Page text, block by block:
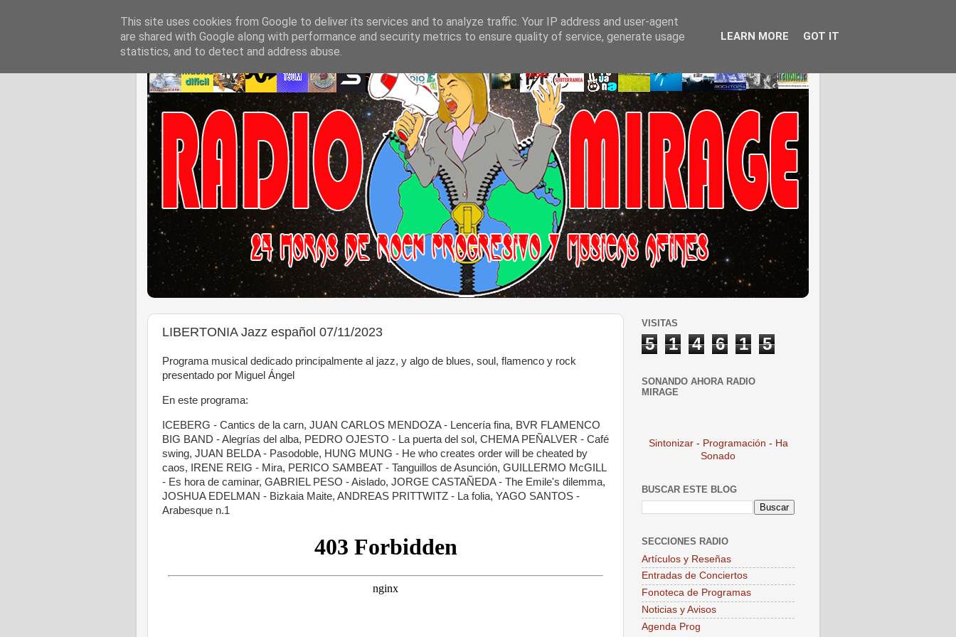
LIBERTONIA Jazz español 07/11/2023
Programa musical dedicado principalmente al jazz, y algo de blues, soul, flamenco y rock
presentado por Miguel Ángel
En este programa:
ICEBERG - Cantics de la carn, JUAN CARLOS MENDOZA - Lencería fina, BVR FLAMENCO
BIG BAND - Alegrías del alba, PEDRO OJESTO - La puerta del sol, CHEMA PEÑALVER - Café
swing, JUAN BELDA - Pasodoble, HUNG MUNG - He who creates order will be cheated by
caos, IRENE REIG - Mira, PERICO SAMBEAT - Tanguillos de Asunción, GUILLERMO McGILL
- Es hora de caminar, GABRIEL PESO - Aislado, JORGE CASTAÑEDA - The Emile's dilemma,
JOSHUA EDELMAN - Bizkaia Maite, ANDREAS PRITTWITZ - La folia, YAGO SANTOS -
Arabesque n.1
VISITAS
5 1 4 6 1 5
SONANDO AHORA RADIO
MIRAGE
Sintonizar - Programación - Ha
Sonado
BUSCAR ESTE BLOG
SECCIONES RADIO
Artículos y Reseñas
Entradas de Conciertos
Fonoteca de Programas
Noticias y Avisos
Agenda Prog
This site uses cookies from Google to deliver its services and to analyze traffic. Your IP address and user-agent
are shared with Google along with performance and security metrics to ensure quality of service, generate usage
statistics, and to detect and address abuse.
LEARN MORE GOT IT